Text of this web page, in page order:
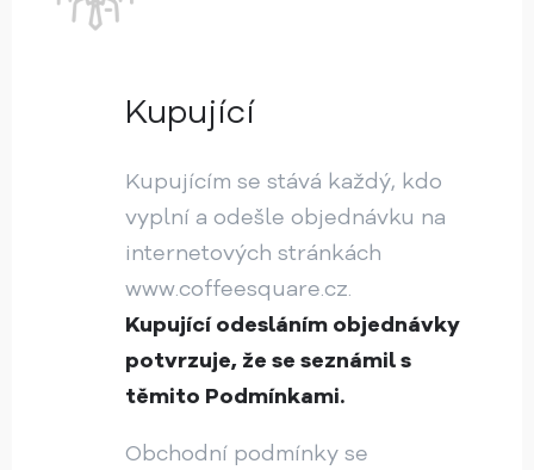
Kupující
Kupujícím se stává každý, kdo
vyplní a odešle objednávku na
internetových stránkách
www.coffeesquare.cz.
Kupující odesláním objednávky
potvrzuje, že se seznámil s
těmito Podmínkami.
Obchodní podmínky se